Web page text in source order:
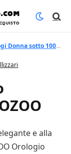
Donna sotto 100 euro
e alla
Orologio